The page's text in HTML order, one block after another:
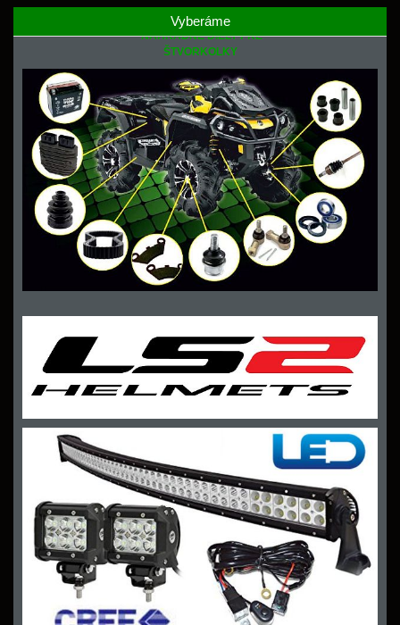
Vyberáme
NÁHRADNÉ DIELY PRE
ŠTVORKOLKY